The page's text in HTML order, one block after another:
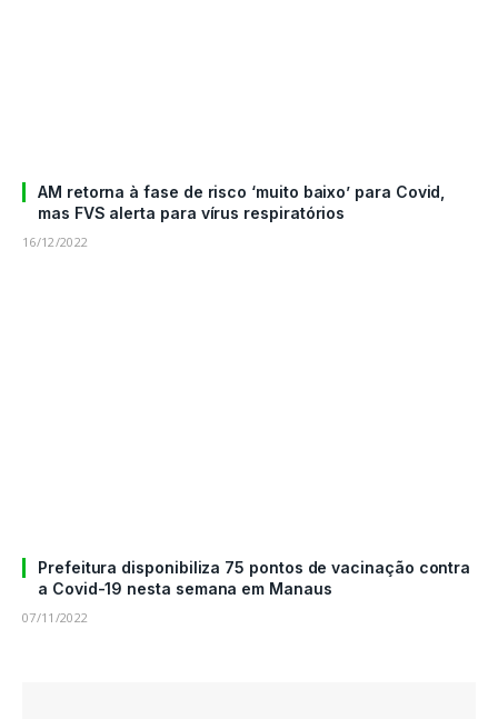
AM retorna à fase de risco ‘muito baixo’ para Covid,
mas FVS alerta para vírus respiratórios
16/12/2022
Prefeitura disponibiliza 75 pontos de vacinação contra
a Covid-19 nesta semana em Manaus
07/11/2022